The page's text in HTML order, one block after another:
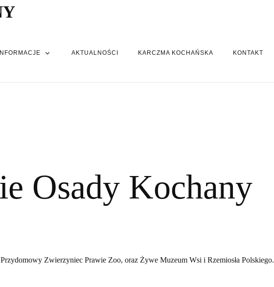
INFORMACJE AKTUALNOŚCI KARCZMA KOCHAŃSKA KONTAKT
Osady Kochany
Przydomowy Zwierzyniec Prawie Zoo, oraz Żywe Muzeum Wsi i Rzemiosła Polskiego.